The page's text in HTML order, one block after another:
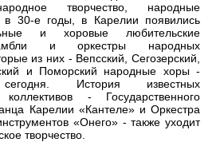
творчество, народные
30-е годы, в Карелии появились
и хоровые любительские
и оркестры народных
из них - Вепсский, Сегозерский,
и Поморский народные хоры -
История известных
- Государственного
Карелии «Кантеле» и Оркестра
«Онего» - также уходит
творчество.